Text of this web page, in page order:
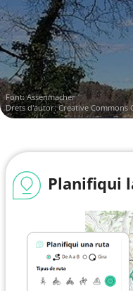
Font:Assenmacher
Drets d'autor:Creative Commons
Planifiqui